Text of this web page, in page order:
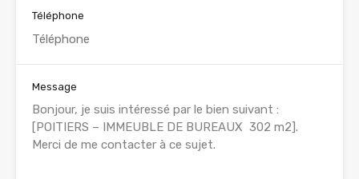
Téléphone
Message